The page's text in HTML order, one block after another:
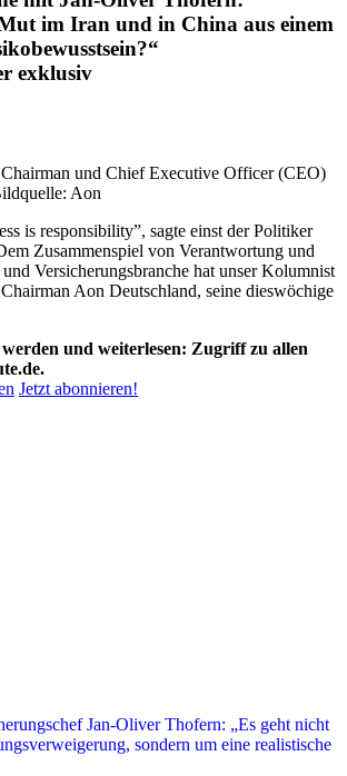
im Iran und in China aus einem
exklusiv
und Chief Executive Officer (CEO)
Aon
is responsibility”, sagte einst der Politiker
Zusammenspiel von Verantwortung und
Versicherungsbranche hat unser Kolumnist
Aon Deutschland, seine dieswöchige
und weiterlesen: Zugriff zu allen
Jetzt abonnieren!